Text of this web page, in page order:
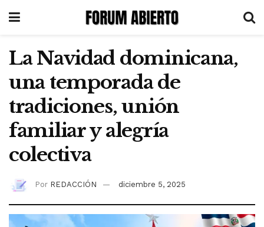
La Navidad dominicana,
una temporada de
tradiciones, unión
familiar y alegría
colectiva
Por REDACCIÓN diciembre 5, 2025